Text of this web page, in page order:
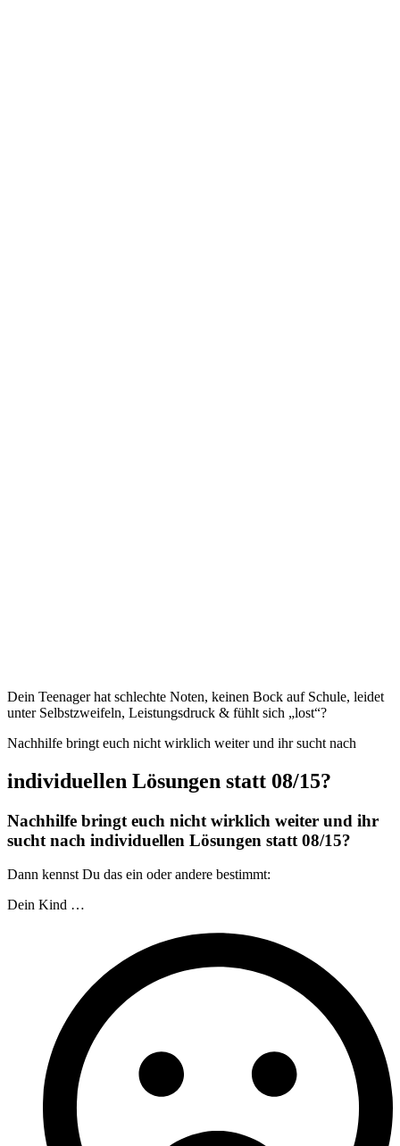
Dein Teenager hat schlechte Noten, keinen Bock auf Schule, leidet
unter Selbstzweifeln, Leistungsdruck & fühlt sich „lost“?
Nachhilfe bringt euch nicht wirklich weiter und ihr sucht nach
individuellen Lösungen statt 08/15?
Nachhilfe bringt euch nicht wirklich weiter und ihr
sucht nach individuellen Lösungen statt 08/15?
Dann kennst Du das ein oder andere bestimmt:
Dein Kind …